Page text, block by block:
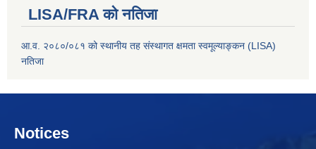
LISA/FRA को नतिजा
आ.व. २०८०/०८१ को स्थानीय तह संस्थागत क्षमता स्वमूल्याङ्कन (LISA)
नतिजा
Notices